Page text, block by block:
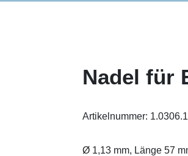
Nadel für
Artikelnummer:
Ø 1,13 mm, Länge 57